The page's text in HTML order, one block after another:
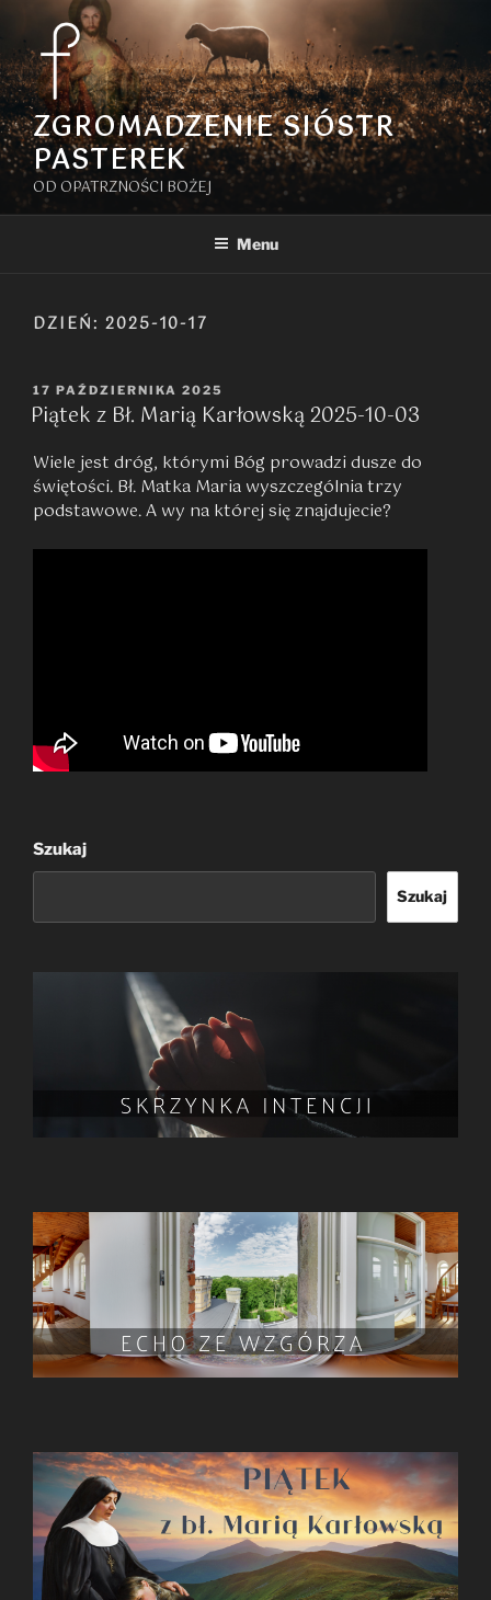
Przejdź
treści
ZGROMADZENIE SIÓSTR
PASTEREK
OD OPATRZNOŚCI BOŻEJ
Menu
DZIEŃ: 2025-10-17
OPUBLIKOWANE
W
17 PAŹDZIERNIKA 2025
Piątek z Bł. Marią Karłowską 2025-10-03
Wiele jest dróg, którymi Bóg prowadzi dusze do
świętości. Bł. Matka Maria wyszczególnia trzy
podstawowe. A wy na której się znajdujecie?
Szukaj
Szukaj